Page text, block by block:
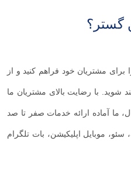
گستر؟
برای مشتریان خود فراهم کنید و از
شوید. با رضایت بالای مشتریان ما
ما آماده ارائه خدمات صفر تا صد
موبایل اپلیکیشن، بات تلگرام